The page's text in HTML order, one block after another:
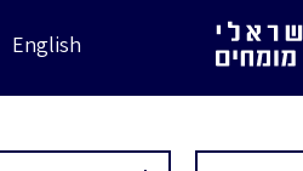
English